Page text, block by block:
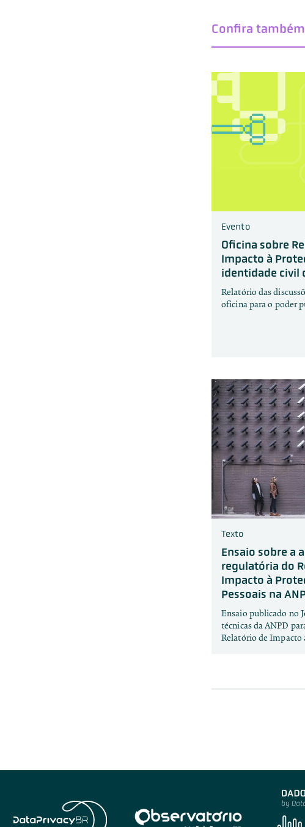
Confira também
Evento
Oficina sobre
Impacto à
identidade civil
Relatório das
oficina para o poder
Texto
Ensaio sobre a
regulatória do
Impacto à
Pessoais na
Ensaio publicado no
técnicas da ANPD
Relatório de Impacto